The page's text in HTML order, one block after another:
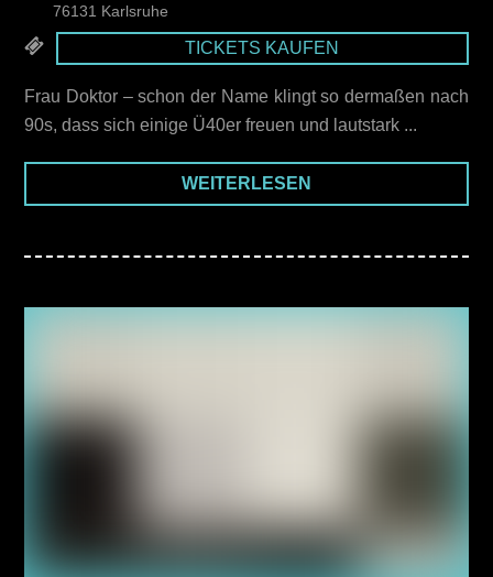
76131 Karlsruhe
TICKETS KAUFEN
Frau Doktor – schon der Name klingt so dermaßen nach
90s, dass sich einige Ü40er freuen und lautstark ...
WEITERLESEN